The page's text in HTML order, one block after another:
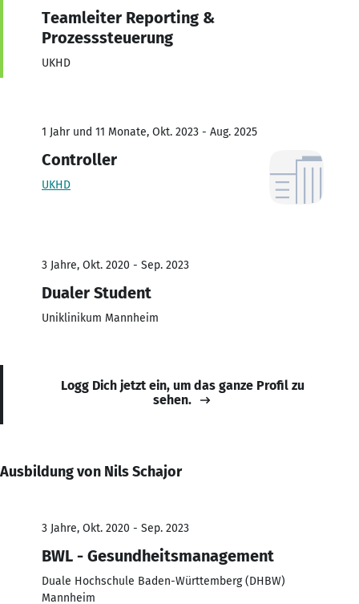
Teamleiter Reporting &
Prozesssteuerung
UKHD
1 Jahr und 11 Monate, Okt. 2023 - Aug. 2025
Controller
UKHD
3 Jahre, Okt. 2020 - Sep. 2023
Dualer Student
Uniklinikum Mannheim
Logg Dich jetzt ein, um das ganze Profil zu
sehen.
Ausbildung von Nils Schajor
3 Jahre, Okt. 2020 - Sep. 2023
BWL - Gesundheitsmanagement
Duale Hochschule Baden-Württemberg (DHBW)
Mannheim